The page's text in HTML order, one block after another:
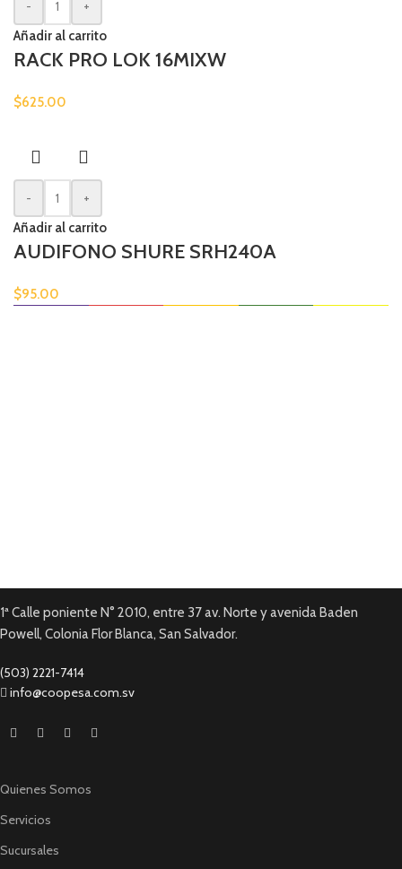
-
+
Añadir al carrito
RACK PRO LOK 16MIXW
$625.00
-
+
Añadir al carrito
AUDIFONO SHURE SRH240A
$95.00
1ª Calle poniente N° 2010, entre 37 av. Norte y avenida Baden
Powell, Colonia Flor Blanca, San Salvador.
(503) 2221-7414
info@coopesa.com.sv
Quienes Somos
Servicios
Sucursales